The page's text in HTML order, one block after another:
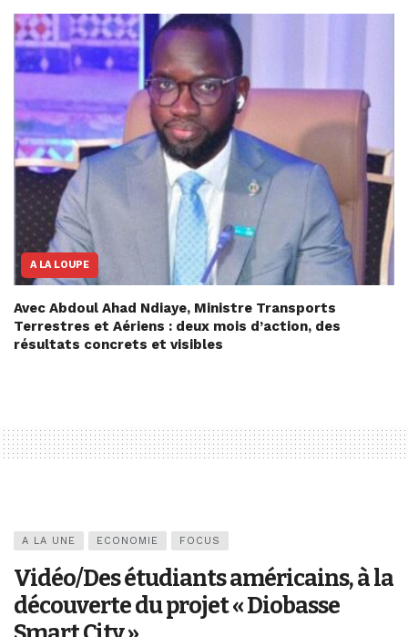
A LA LOUPE
Avec Abdoul Ahad Ndiaye, Ministre Transports
Terrestres et Aériens : deux mois d’action, des
résultats concrets et visibles
A LA UNE ECONOMIE FOCUS
Vidéo/Des étudiants américains, à la
découverte du projet « Diobasse